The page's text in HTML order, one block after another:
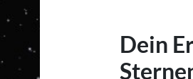
Dein